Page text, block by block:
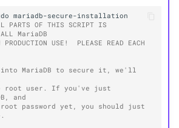
PARTS OF THIS SCRIPT IS
ALL MariaDB
PRODUCTION USE!  PLEASE READ EACH
MariaDB to secure it, we'll
root user. If you've just
and
password yet, you should just